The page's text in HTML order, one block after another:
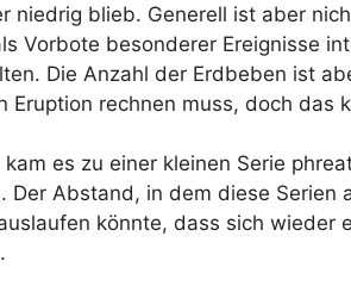
niedrig blieb. Generell ist aber
Vorbote besonderer Ereignisse
Die Anzahl der Erdbeben ist
Eruption rechnen muss, doch das
es zu einer kleinen Serie
Der Abstand, in dem diese Serien
könnte, dass sich wieder